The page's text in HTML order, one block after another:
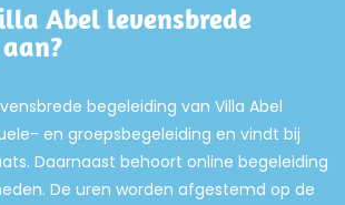
Abel levensbrede
begeleiding van Villa Abel
en groepsbegeleiding en vindt bij
Daarnaast behoort online begeleiding
De uren worden afgestemd op de